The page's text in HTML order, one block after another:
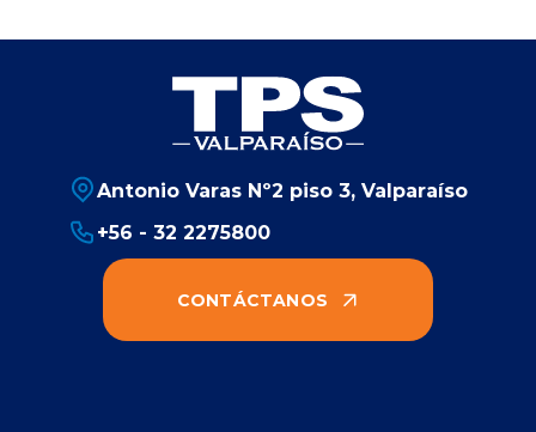
Antonio Varas Nº2 piso 3, Valparaíso
+56 - 32 2275800
CONTÁCTANOS